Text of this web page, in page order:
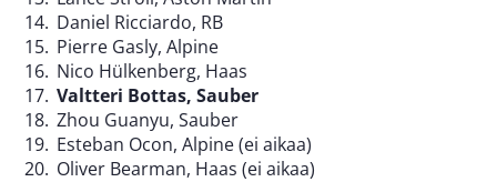
Daniel Ricciardo, RB
Pierre Gasly, Alpine
Nico Hülkenberg, Haas
Valtteri Bottas, Sauber
Zhou Guanyu, Sauber
Esteban Ocon, Alpine (ei aikaa)
Oliver Bearman, Haas (ei aikaa)